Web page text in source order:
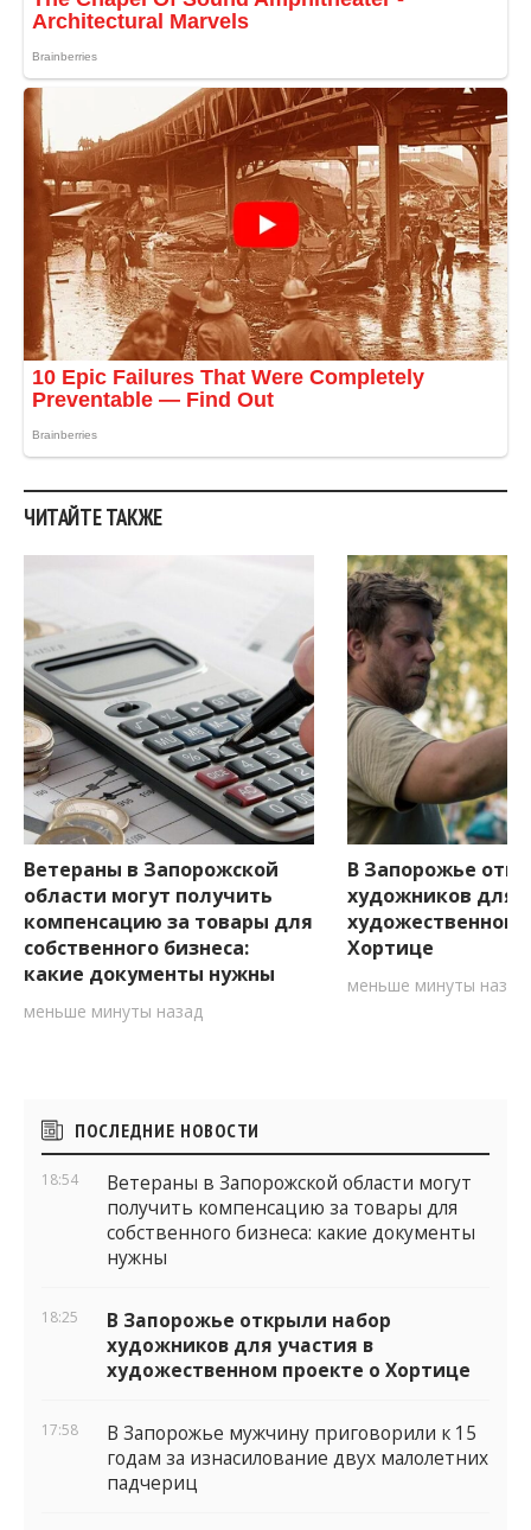
ЧИТАЙТЕ ТАКЖЕ
Ветераны в Запорожской
области могут получить
компенсацию за товары для
собственного бизнеса:
какие документы нужны
меньше минуты назад
В Запорожье
художников для
художественном
Хортице
меньше минуты назад
Боковые
виджеты
ПОСЛЕДНИЕ НОВОСТИ
18:54
Ветераны в Запорожской области могут
получить компенсацию за товары для
собственного бизнеса: какие документы
нужны
18:25
В Запорожье открыли набор
художников для участия в
художественном проекте о Хортице
17:58
В Запорожье мужчину приговорили к 15
годам за изнасилование двух малолетних
падчериц